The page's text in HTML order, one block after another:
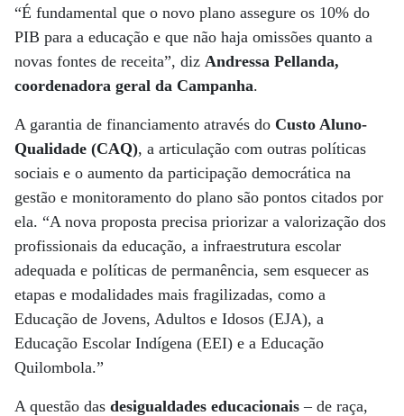
“É fundamental que o novo plano assegure os 10% do
PIB para a educação e que não haja omissões quanto a
novas fontes de receita”, diz Andressa Pellanda,
coordenadora geral da Campanha.
A garantia de financiamento através do Custo Aluno-
Qualidade (CAQ), a articulação com outras políticas
sociais e o aumento da participação democrática na
gestão e monitoramento do plano são pontos citados por
ela. “A nova proposta precisa priorizar a valorização dos
profissionais da educação, a infraestrutura escolar
adequada e políticas de permanência, sem esquecer as
etapas e modalidades mais fragilizadas, como a
Educação de Jovens, Adultos e Idosos (EJA), a
Educação Escolar Indígena (EEI) e a Educação
Quilombola.”
A questão das desigualdades educacionais – de raça,